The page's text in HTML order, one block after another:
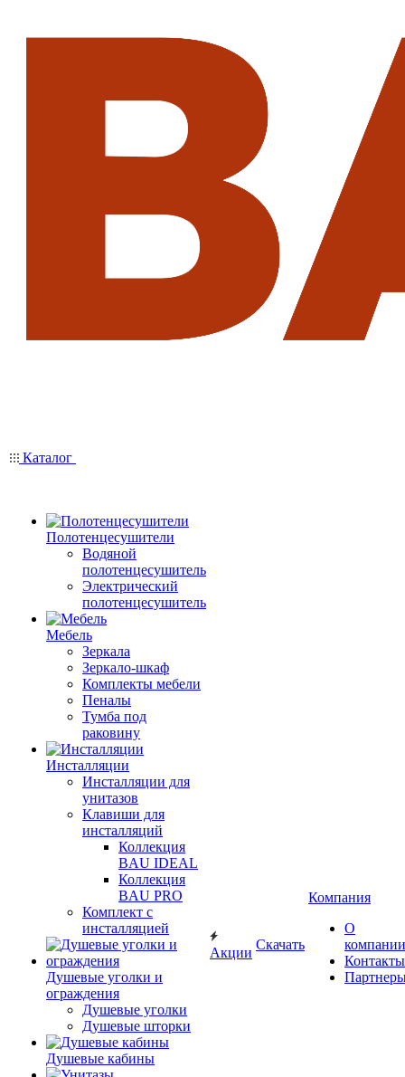
Каталог
Полотенцесушители
Водяной
полотенцесушитель
Электрический
полотенцесушитель
Мебель
Зеркала
Зеркало-шкаф
Комплекты мебели
Пеналы
Тумба под
раковину
Инсталляции
Инсталляции для
унитазов
Клавиши для
инсталляций
Коллекция
BAU IDEAL
Коллекция
BAU PRO
Комплект с
инсталляцией
Душевые уголки и
ограждения
Душевые уголки
Душевые шторки
Душевые кабины
Акции
Скачать
Компания
О
компании
Контакты